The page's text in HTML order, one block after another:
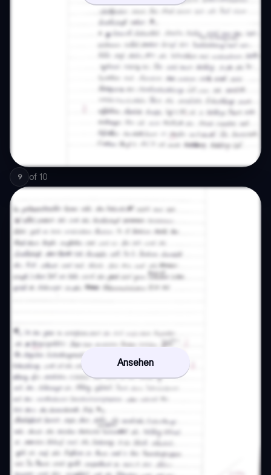
9 of 10
Ansehen